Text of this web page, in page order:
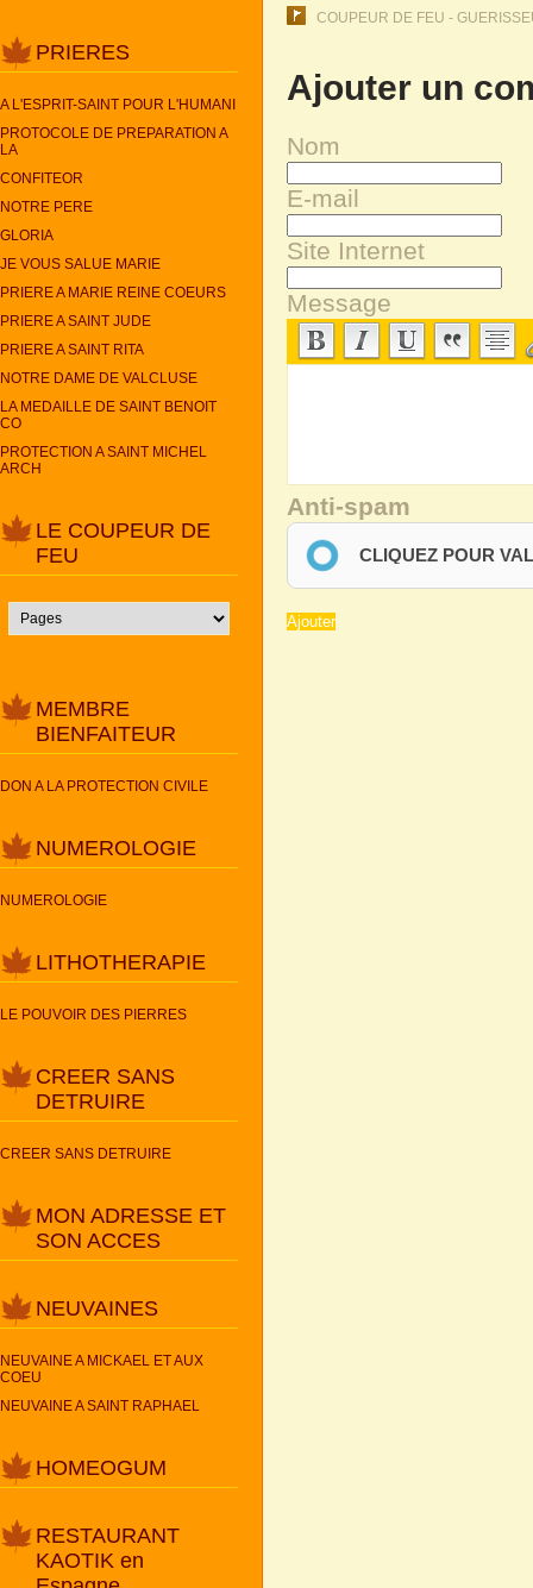
PRIERES
A L'ESPRIT-SAINT POUR L'HUMANI
PROTOCOLE DE PREPARATION A
LA
CONFITEOR
NOTRE PERE
GLORIA
JE VOUS SALUE MARIE
PRIERE A MARIE REINE COEURS
PRIERE A SAINT JUDE
PRIERE A SAINT RITA
NOTRE DAME DE VALCLUSE
LA MEDAILLE DE SAINT BENOIT
CO
PROTECTION A SAINT MICHEL
ARCH
LE COUPEUR DE
FEU
MEMBRE
BIENFAITEUR
DON A LA PROTECTION CIVILE
NUMEROLOGIE
NUMEROLOGIE
LITHOTHERAPIE
LE POUVOIR DES PIERRES
CREER SANS
DETRUIRE
CREER SANS DETRUIRE
MON ADRESSE ET
SON ACCES
NEUVAINES
NEUVAINE A MICKAEL ET AUX
COEU
NEUVAINE A SAINT RAPHAEL
HOMEOGUM
RESTAURANT
KAOTIK en
COUPEUR DE FEU -
Ajouter un
Nom
E-mail
Site Internet
Message
Anti-spam
CLIQUEZ POUR